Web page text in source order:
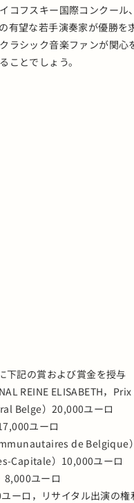
コフスキー国際コンクー
望な若手演奏家が優勝を
ラシック音楽ファンが関
ことでしょう。
下記の賞および賞金を授与
REINE ELISABETH，
Belge）20,000ユーロ
ユーロ
de Belgique
Capitale）10,000ユーロ
ユーロ
ーロ，リサイタル出演の権